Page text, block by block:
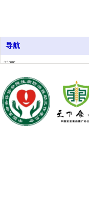
导航
首页
关于我们
行业资讯
上医头条号
中医药健康品牌推荐
专家委员会